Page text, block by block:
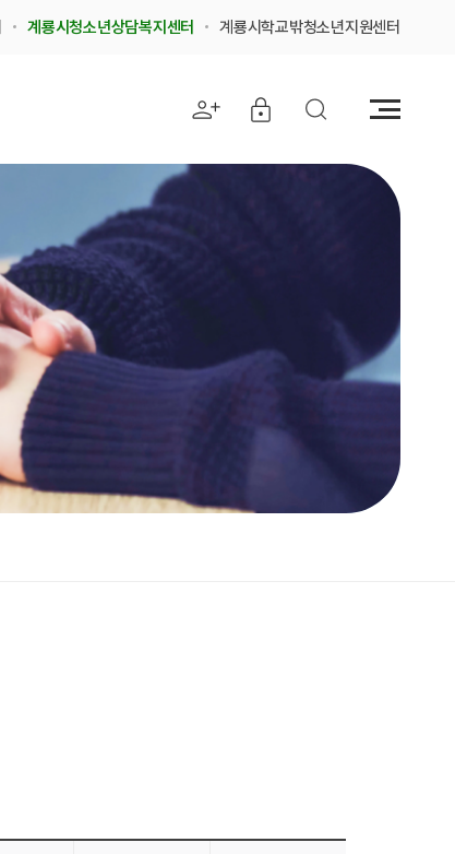
계룡시청소년상담복지센터 계룡시학교밖청소년지원센터
메
뉴